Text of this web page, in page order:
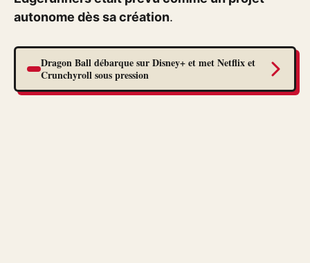
autonome dès sa création.
Dragon Ball débarque sur Disney+ et met Netflix et
Crunchyroll sous pression